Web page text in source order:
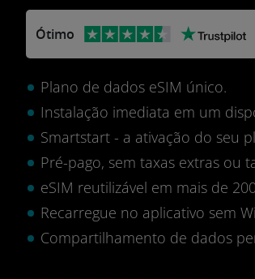
Ótimo
Plano de dados eSIM único.
Instalação imediata em um
Smartstart - a ativação do seu
Pré-pago, sem taxas extras ou
eSIM reutilizável em mais de
Recarregue no aplicativo sem
Compartilhamento de dados